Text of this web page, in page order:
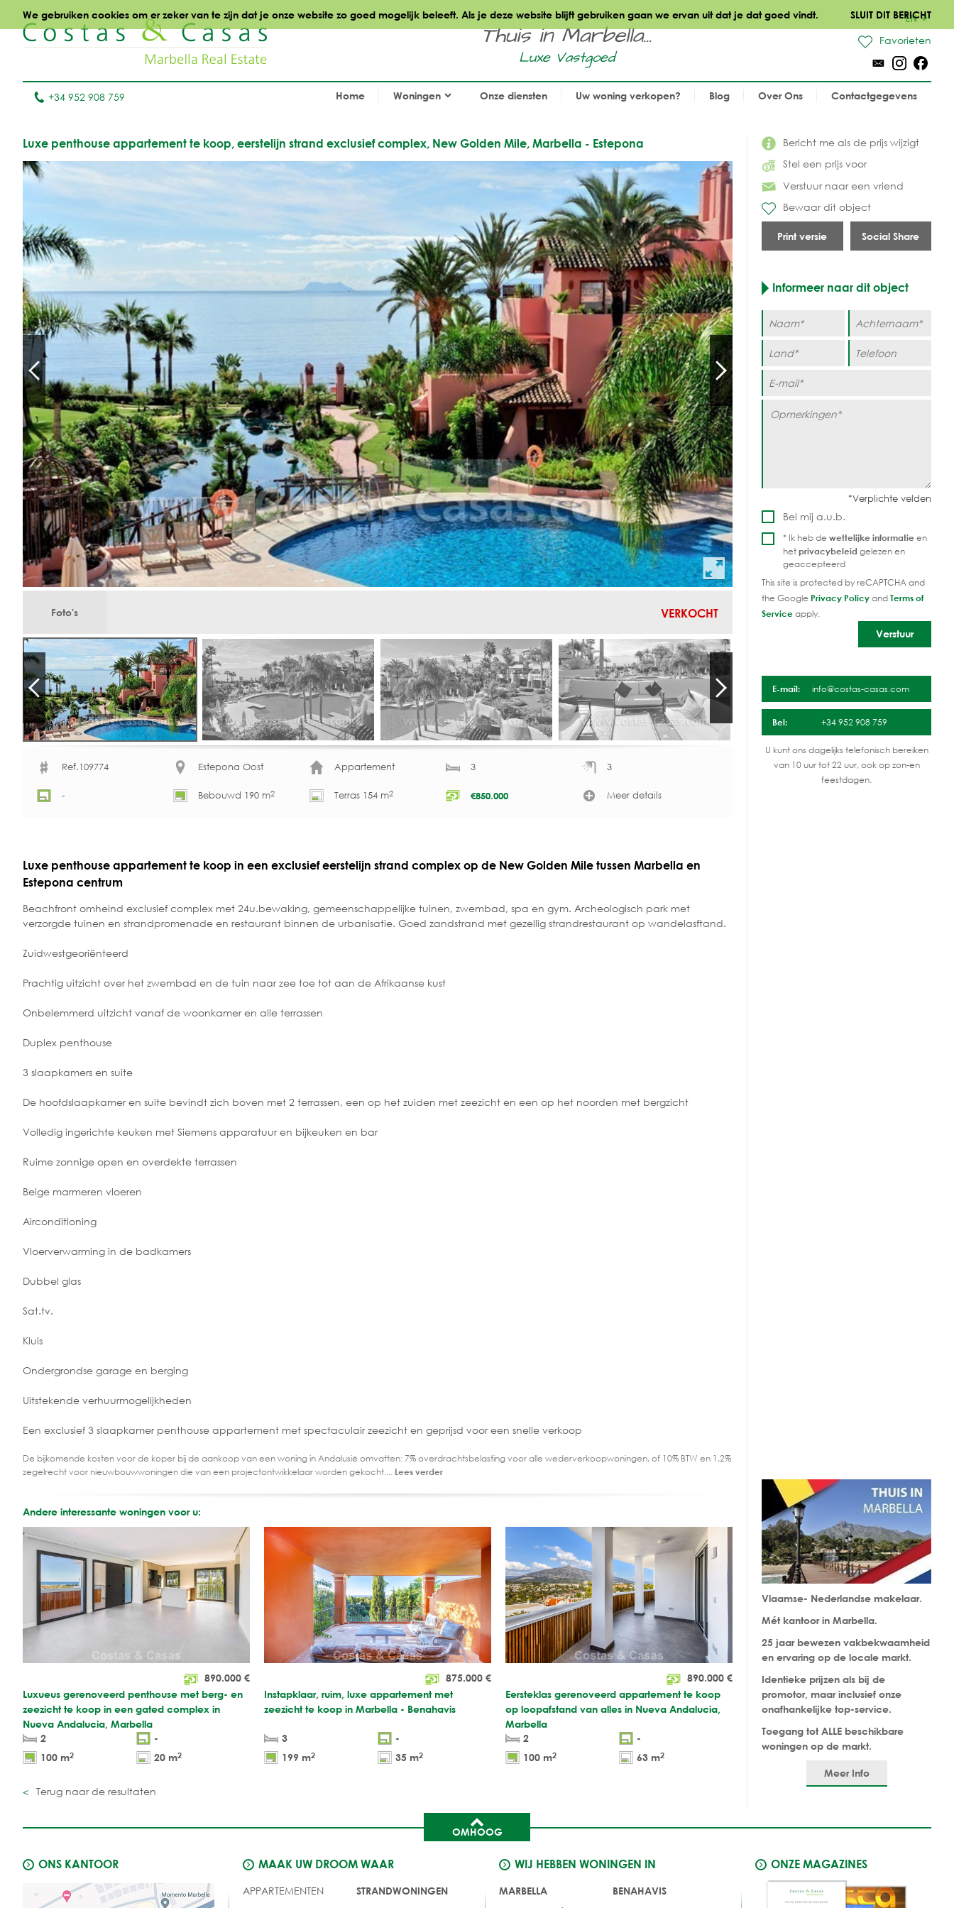
We gebruiken cookies om er zeker van te zijn dat je onze website zo goed mogelijk beleeft. Als je deze website blijft gebruiken gaan we ervan uit dat je dat goed vindt. SLUIT DIT BERICHT
Thuis in Marbella...
Luxe Vastgoed
EN
Favorieten
+34 952 908 759 Home Woningen Onze diensten Uw woning verkopen? Blog Over Ons Contactgegevens
Bericht me als de prijs wijzigt
Stel een prijs voor
Verstuur naar een vriend
Bewaar dit object
Print versie Social Share
Luxe penthouse appartement te koop, eerstelijn strand exclusief complex, New Golden Mile, Marbella - Estepona
Foto's VERKOCHT
Ref.109774 Estepona Oost Appartement 3 3
- Bebouwd 190 m2 Terras 154 m2 €850.000 Meer details
Luxe penthouse appartement te koop in een exclusief eerstelijn strand complex op de New Golden Mile tussen Marbella en
Estepona centrum
Beachfront omheind exclusief complex met 24u.bewaking, gemeenschappelijke tuinen, zwembad, spa en gym. Archeologisch park met
verzorgde tuinen en strandpromenade en restaurant binnen de urbanisatie. Goed zandstrand met gezellig strandrestaurant op wandelasftand.
Zuidwestgeoriënteerd
Prachtig uitzicht over het zwembad en de tuin naar zee toe tot aan de Afrikaanse kust
Onbelemmerd uitzicht vanaf de woonkamer en alle terrassen
Duplex penthouse
3 slaapkamers en suite
De hoofdslaapkamer en suite bevindt zich boven met 2 terrassen, een op het zuiden met zeezicht en een op het noorden met bergzicht
Volledig ingerichte keuken met Siemens apparatuur en bijkeuken en bar
Ruime zonnige open en overdekte terrassen
Beige marmeren vloeren
Airconditioning
Vloerverwarming in de badkamers
Dubbel glas
Sat.tv.
Kluis
Ondergrondse garage en berging
Uitstekende verhuurmogelijkheden
Een exclusief 3 slaapkamer penthouse appartement met spectaculair zeezicht en geprijsd voor een snelle verkoop
De bijkomende kosten voor de koper bij de aankoop van een woning in Andalusië omvatten: 7% overdrachtsbelasting voor alle wederverkoopwoningen, of 10% BTW en 1,2%
zegelrecht voor nieuwbouwwoningen die van een projectontwikkelaar worden gekocht.... Lees verder
Informeer naar dit object
Bel mij a.u.b.
* Ik heb de wettelijke informatie en
hetprivacybeleid gelezen en
geaccepteerd
This site is protected by reCAPTCHA and
the Google Privacy PolicyandTerms of
Serviceapply.
E-mail: info@costas-casas.com
Bel: +34 952 908 759
U kunt ons dagelijks telefonisch bereiken
van 10 uur tot 22 uur, ook op zon-en
feestdagen.
Vlaamse- Nederlandse makelaar.
Mét kantoor in Marbella.
25 jaar bewezen vakbekwaamheid
en ervaring op de locale markt.
Identieke prijzen als bij de
promotor, maar inclusief onze
onafhankelijke top-service.
Toegang tot ALLE beschikbare
woningen op de markt.
Meer Info
Andere interessante woningen voor u:
890.000 €
Luxueus gerenoveerd penthouse met berg- en
zeezicht te koop in een gated complex in
Nueva Andalucia, Marbella
2
-
100 m2 20 m2
875.000 €
Instapklaar, ruim, luxe appartement met
zeezicht te koop in Marbella - Benahavis
3
-
199 m2 35 m2
890.000 €
Eersteklas gerenoveerd appartement te koop
op loopafstand van alles in Nueva Andalucia,
Marbella
2
-
100 m2 63 m2
Terug naar de resultaten
OMHOOG
ONS KANTOOR
MAAK UW DROOM WAAR
APPARTEMENTEN
STRANDWONINGEN
WIJ HEBBEN WONINGEN IN
MARBELLA BENAHAVIS
ONZE MAGAZINES